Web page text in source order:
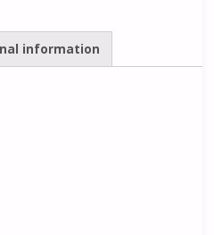
information